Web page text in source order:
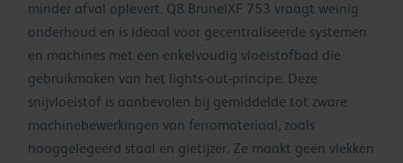
minder afval oplevert. Q8 BrunelXF 753 vraagt weinig
onderhoud en is ideaal voor gecentraliseerde systemen
en machines met een enkelvoudig vloeistofbad die
gebruikmaken van het lights-out-principe. Deze
snijvloeistof is aanbevolen bij gemiddelde tot zware
machinebewerkingen van ferromateriaal, zoals
hooggelegeerd staal en gietijzer. Ze maakt geen vlekken